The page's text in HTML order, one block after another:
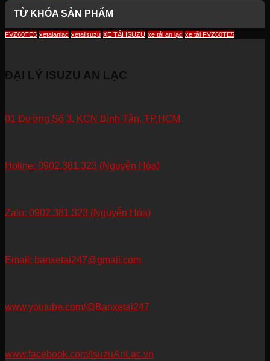
TỪ KHÓA SẢN PHẨM
FVZ60TE5 xetaianlac xetaiisuzu XE TẢI ISUZU xe tải an lạc xe tải FVZ60TE5
ĐẠI LÝ ISUZU AN LẠC
01 Đường Số 3, KCN Bình Tân, TP.HCM
Holine: 0902.381.323 (Nguyễn Hóa)
Zalo: 0902.381.323 (Nguyễn Hóa)
Email: banxetai247@gmail.com
www.youtube.com/@Banxetai247
www.facebook.com/IsuzuAnLac.vn